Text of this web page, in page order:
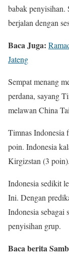
babak
berjalan dengan
Baca Juga:
Jateng
Sempat menang
perdana, sayang
melawan China
Timnas Indonesia
poin. Indonesia
Kirgizstan (3 poin).
Indonesia sedikit
Ini. Dengan
Indonesia sebagai
penyisihan grup.
Baca berita